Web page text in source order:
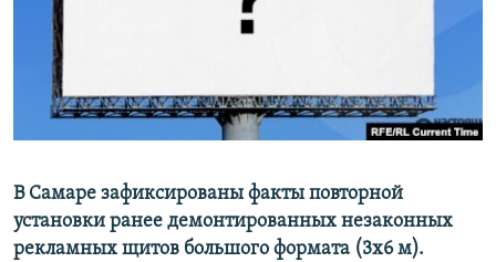
ПОДПИШИТЕСЬ НА РАССЫЛКУ
СОЦИАЛЬНЫЕ СЕТИ
Все сайты РСЕ/РС
В Самаре зафиксированы факты повторной
установки ранее демонтированных незаконных
рекламных щитов большого формата (3х6 м).